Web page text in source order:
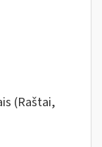
(Raštai,